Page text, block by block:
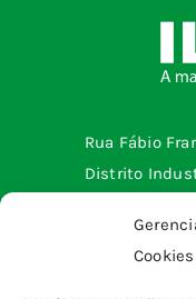
Cookies
Rua Fábio
Distrito